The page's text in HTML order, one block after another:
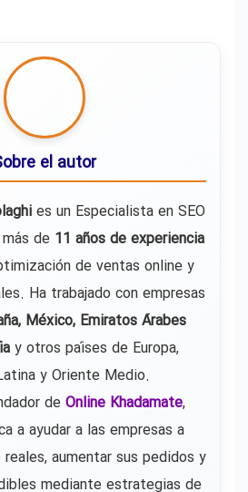
el autor
es un Especialista en SEO
de 11 años de experiencia
de ventas online y
Ha trabajado con empresas
México, Emiratos Árabes
y otros países de Europa,
y Oriente Medio.
de Online Khadamate,
a ayudar a las empresas a
aumentar sus pedidos y
mediante estrategias de